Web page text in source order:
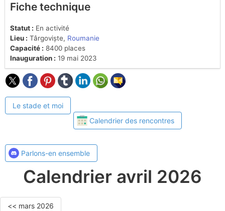
Fiche technique
Statut : En activité
Lieu : Târgoviște, Roumanie
Capacité : 8400 places
Inauguration : 19 mai 2023
Le stade et moi
Calendrier des rencontres
Parlons-en ensemble
Calendrier avril 2026
<< mars 2026